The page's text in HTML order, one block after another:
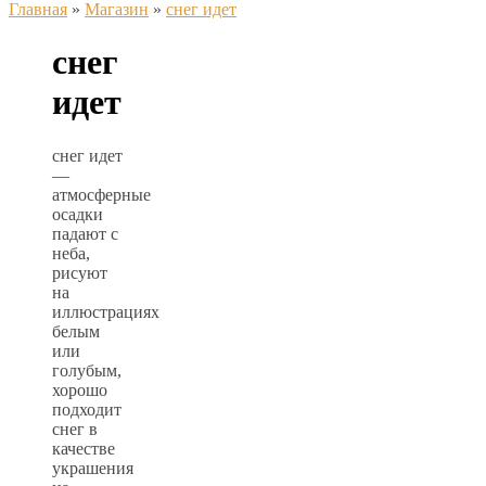
Главная » Магазин » снег идет
снег
идет
снег идет
—
атмосферные
осадки
падают с
неба,
рисуют
на
иллюстрациях
белым
или
голубым,
хорошо
подходит
снег в
качестве
украшения